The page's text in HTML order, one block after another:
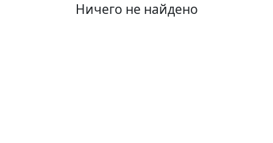
Ничего не найдено